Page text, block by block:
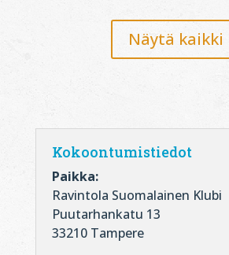
Näytä kaikki
Kokoontumistiedot
Paikka:
Ravintola Suomalainen Klubi
Puutarhankatu 13
33210 Tampere